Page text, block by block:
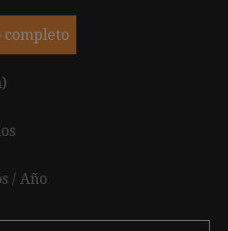
completo
/ Año